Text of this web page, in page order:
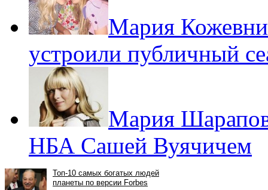
Мария
устроили публичный
Мария
НБА Сашей Вуячичем